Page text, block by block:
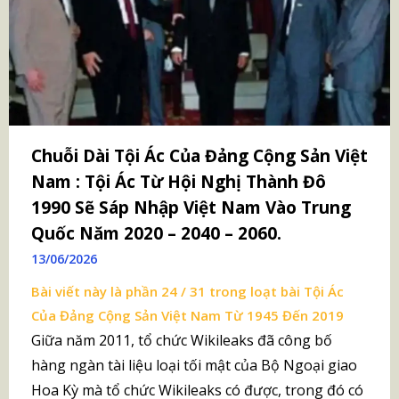
Chuỗi Dài Tội Ác Của Đảng Cộng Sản Việt
Nam : Tội Ác Từ Hội Nghị Thành Đô
1990 Sẽ Sáp Nhập Việt Nam Vào Trung
Quốc Năm 2020 – 2040 – 2060.
13/06/2026
Bài viết này là phần 24 / 31 trong loạt bài Tội Ác
Của Đảng Cộng Sản Việt Nam Từ 1945 Đến 2019
Giữa năm 2011, tổ chức Wikileaks đã công bố
hàng ngàn tài liệu loại tối mật của Bộ Ngoại giao
Hoa Kỳ mà tổ chức Wikileaks có được, trong đó có